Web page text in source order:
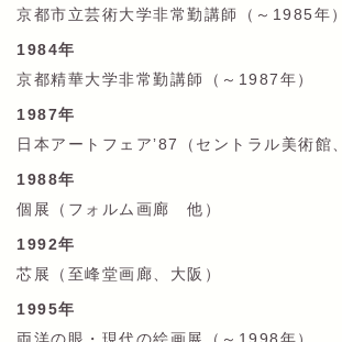
京都市立芸術大学非常勤講師（～1985年）
1984年
京都精華大学非常勤講師（～1987年）
1987年
日本アートフェアʼ87（セントラル美術館
1988年
個展（フォルム画廊 他）
1992年
芯展（至峰堂画廊、大阪）
1995年